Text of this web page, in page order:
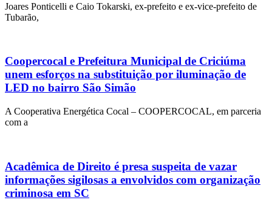
Joares Ponticelli e Caio Tokarski, ex-prefeito e ex-vice-prefeito de
Tubarão,
Coopercocal e Prefeitura Municipal de Criciúma
unem esforços na substituição por iluminação de
LED no bairro São Simão
A Cooperativa Energética Cocal – COOPERCOCAL, em parceria
com a
Acadêmica de Direito é presa suspeita de vazar
informações sigilosas a envolvidos com organização
criminosa em SC